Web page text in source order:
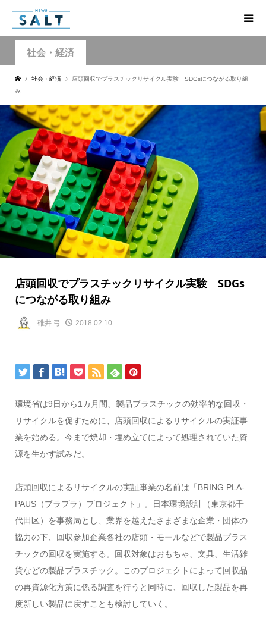
社会・経済
社会・経済
店頭回収でプラスチックリサイクル実験 SDGsにつながる取り組
み
店頭回収でプラスチックリサイクル実験 SDGs
につながる取り組み
碓井 弓 2018.02.10
環境省は9日から1カ月間、製品プラスチックの効率的な回収・
リサイクルを促すために、店頭回収によるリサイクルの実証事
業を始める。今まで焼却・埋め立てによって処理されていた資
源を生かす試みだ。
店頭回収によるリサイクルの実証事業の名前は「BRING PLA-
PAUS（プラプラ）プロジェクト」。日本環境設計（東京都千
代田区）を事務局とし、業界を越えたさまざまな企業・団体の
協力の下、回収参加企業各社の店頭・モールなどで製品プラス
チックの回収を実施する。回収対象はおもちゃ、文具、生活雑
貨などの製品プラスチック。このプロジェクトによって回収品
の再資源化方策に係る調査を行うと同時に、回収した製品を再
度新しい製品に戻すことも検討していく。